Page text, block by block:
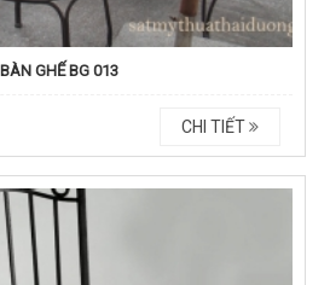
BÀN GHẾ BG 013
CHI TIẾT